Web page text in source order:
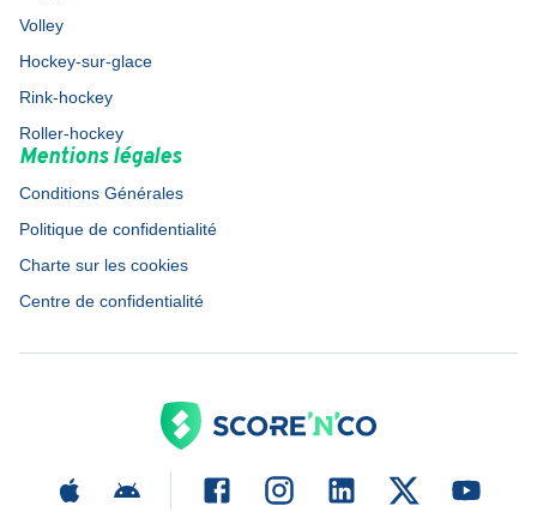
Volley
Hockey-sur-glace
Rink-hockey
Roller-hockey
Mentions légales
Conditions Générales
Politique de confidentialité
Charte sur les cookies
Centre de confidentialité